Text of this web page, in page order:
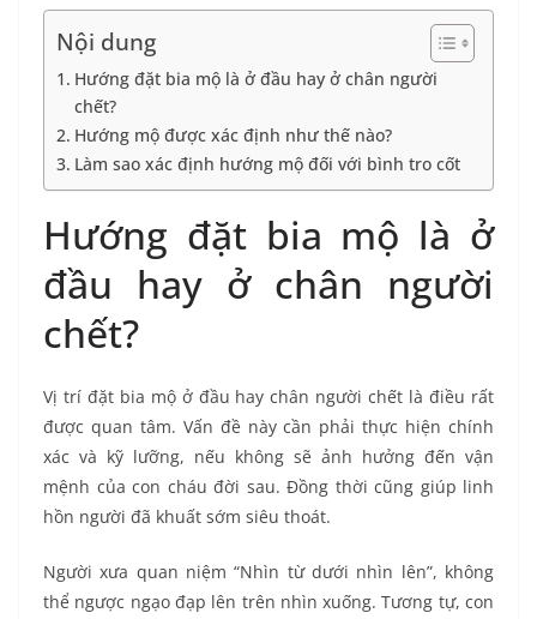
Nội dung
Hướng đặt bia mộ là ở đầu hay ở chân người
chết?
Hướng mộ được xác định như thế nào?
Làm sao xác định hướng mộ đối với bình tro cốt
Hướng đặt bia mộ là ở
đầu hay ở chân người
chết?
Vị trí đặt bia mộ ở đầu hay chân người chết là điều rất
được quan tâm. Vấn đề này cần phải thực hiện chính
xác và kỹ lưỡng, nếu không sẽ ảnh hưởng đến vận
mệnh của con cháu đời sau. Đồng thời cũng giúp linh
hồn người đã khuất sớm siêu thoát.
Người xưa quan niệm “Nhìn từ dưới nhìn lên”, không
thể ngược ngạo đạp lên trên nhìn xuống. Tương tự, con